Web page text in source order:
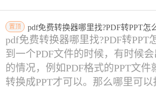
置顶 pdf免费转换器哪里找?PDF转PPT怎
pdf免费转换器哪里找?PDF转PPT
到一个PDF文件的时候，有时候
的情况，例如PDF格式的PPT文
转换成PPT才可以。那么哪里可